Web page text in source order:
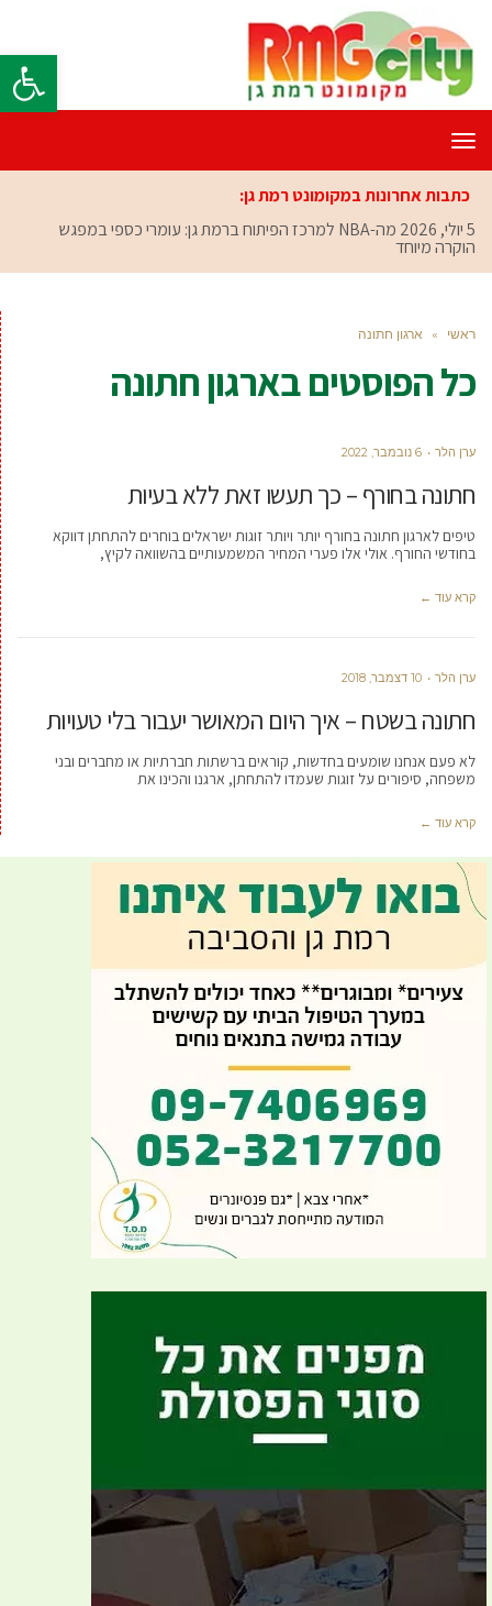
פתח
תפריט
כתבות אחרונות במקומונט רמת גן:
5 יולי, 2026
מה-NBA למרכז הפיתוח ברמת גן: עומרי כספי במפגש
הוקרה מיוחד
ראשי » ארגון חתונה
כל הפוסטים בארגון חתונה
ערן הלר 6 נובמבר, 2022
חתונה בחורף – כך תעשו זאת ללא בעיות
טיפים לארגון חתונה בחורף יותר ויותר זוגות ישראלים בוחרים להתחתן דווקא
בחודשי החורף. אולי אלו פערי המחיר המשמעותיים בהשוואה לקיץ,
קרא עוד ←
ערן הלר 10 דצמבר, 2018
חתונה בשטח – איך היום המאושר יעבור בלי טעויות
לא פעם אנחנו שומעים בחדשות, קוראים ברשתות חברתיות או מחברים ובני
משפחה, סיפורים על זוגות שעמדו להתחתן, ארגנו והכינו את
קרא עוד ←